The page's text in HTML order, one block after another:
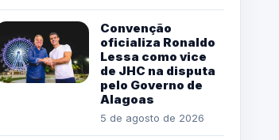
Convenção
oficializa Ronaldo
Lessa como vice
de JHC na disputa
pelo Governo de
Alagoas
5 de agosto de 2026